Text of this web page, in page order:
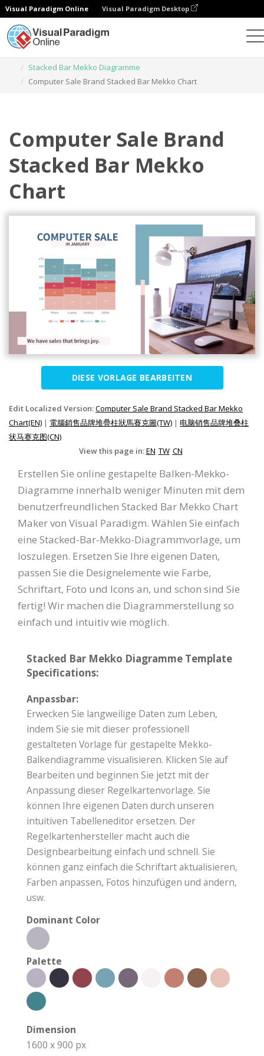
Visual Paradigm Online Visual Paradigm Desktop
Stacked Bar Mekko Diagramme
Computer Sale Brand Stacked Bar Mekko Chart
Computer Sale Brand
Stacked Bar Mekko
Chart
DIESE VORLAGE BEARBEITEN
Edit Localized Version:Computer Sale Brand Stacked Bar Mekko
Chart(EN) | 電腦銷售品牌堆疊柱狀馬賽克圖(TW) | 电脑销售品牌堆叠柱
状马赛克图(CN)
View this page in:EN TW CN
Erstellen Sie online gestapelte Balken-Mekko-
Diagramme innerhalb weniger Minuten mit dem
benutzerfreundlichen Stacked Bar Mekko Chart
Maker von Visual Paradigm. Wählen Sie einfach
eine Stacked-Bar-Mekko-Diagrammvorlage, um
loszulegen. Ersetzen Sie Ihre eigenen Daten,
passen Sie die Designelemente wie Farbe,
Schriftart, Foto und Icons an, und schon sind Sie
fertig! Wir machen die Diagrammerstellung so
einfach und intuitiv wie möglich.
Stacked Bar Mekko Diagramme Template
Specifications:
Anpassbar:
Erwecken Sie langweilige Daten zum Leben,
indem Sie sie mit dieser professionell
gestalteten Vorlage für gestapelte Mekko-
Balkendiagramme visualisieren. Klicken Sie auf
Bearbeiten und beginnen Sie jetzt mit der
Anpassung dieser Regelkartenvorlage. Sie
können Ihre eigenen Daten durch unseren
intuitiven Tabelleneditor ersetzen. Der
Regelkartenhersteller macht auch die
Designbearbeitung einfach und schnell. Sie
können ganz einfach die Schriftart aktualisieren,
Farben anpassen, Fotos hinzufügen und ändern,
usw.
Dominant Color
Palette
Dimension
1600 x 900 px